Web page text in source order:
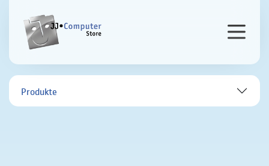
Produkte